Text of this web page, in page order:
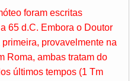
foram escritas
65 d.C. Embora o Doutor
provavelmente na
Roma, ambas tratam do
últimos tempos (1 Tm